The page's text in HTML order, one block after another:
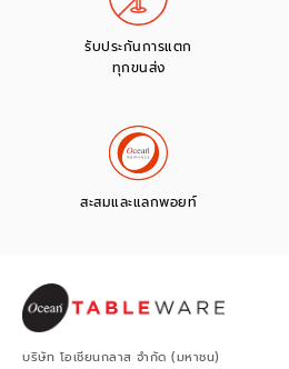
รับประกันการแตก
ทุกขนส่ง
สะสมและแลกพอยท์
บริษัท โอเชียนกลาส จำกัด (มหาชน)